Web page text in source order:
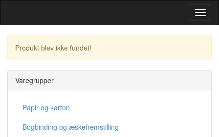
Produkt blev ikke fundet!
Varegrupper
Papir og karton
Bogbinding og æskefremstilling